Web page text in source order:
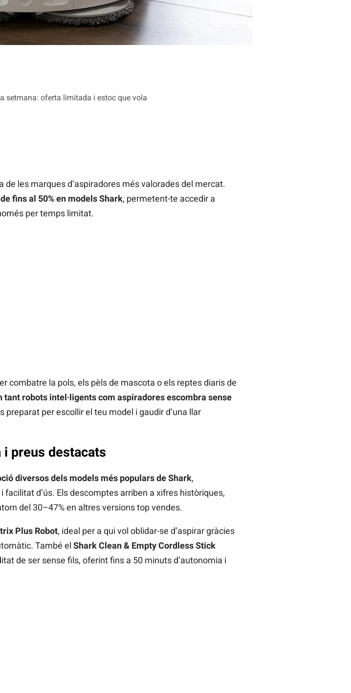
setmana: oferta limitada i estoc que vola
les marques d’aspiradores més valorades del mercat.
fins al 50% en models Shark, permetent-te accedir a
per temps limitat.
combatre la pols, els pèls de mascota o els reptes diaris de
tant robots intel·ligents com aspiradores escombra sense
per escollir el teu model i gaudir d’una llar
preus destacats
diversos dels models més populars de Shark,
d’ús. Els descomptes arriben a xifres històriques,
del 30–47% en altres versions top vendes.
Plus Robot, ideal per a qui vol oblidar-se d’aspirar gràcies
També el Shark Clean & Empty Cordless Stick
de ser sense fils, oferint fins a 50 minuts d’autonomia i